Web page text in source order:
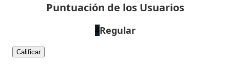
Puntuación de los Usuarios
4Regular
Calificar